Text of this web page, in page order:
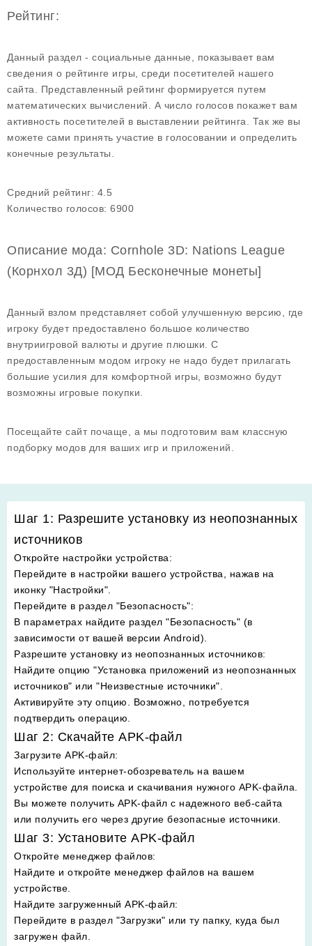
Рейтинг:
Данный раздел - социальные данные, показывает вам
сведения о рейтинге игры, среди посетителей нашего
сайта. Представленный рейтинг формируется путем
математических вычислений. А число голосов покажет вам
активность посетителей в выставлении рейтинга. Так же вы
можете сами принять участие в голосовании и определить
конечные результаты.
Средний рейтинг: 4.5
Количество голосов: 6900
Описание мода: Cornhole 3D: Nations League
(Корнхол 3Д) [МОД Бесконечные монеты]
Данный взлом представляет собой улучшенную версию, где
игроку будет предоставлено большое количество
внутриигровой валюты и другие плюшки. С
предоставленным модом игроку не надо будет прилагать
большие усилия для комфортной игры, возможно будут
возможны игровые покупки.
Посещайте сайт почаще, а мы подготовим вам классную
подборку модов для ваших игр и приложений.
Шаг 1: Разрешите установку из неопознанных
источников
Откройте настройки устройства:
Перейдите в настройки вашего устройства, нажав на
иконку "Настройки".
Перейдите в раздел "Безопасность":
В параметрах найдите раздел "Безопасность" (в
зависимости от вашей версии Android).
Разрешите установку из неопознанных источников:
Найдите опцию "Установка приложений из неопознанных
источников" или "Неизвестные источники".
Активируйте эту опцию. Возможно, потребуется
подтвердить операцию.
Шаг 2: Скачайте APK-файл
Загрузите APK-файл:
Используйте интернет-обозреватель на вашем
устройстве для поиска и скачивания нужного APK-файла.
Вы можете получить APK-файл с надежного веб-сайта
или получить его через другие безопасные источники.
Шаг 3: Установите APK-файл
Откройте менеджер файлов:
Найдите и откройте менеджер файлов на вашем
устройстве.
Найдите загруженный APK-файл:
Перейдите в раздел "Загрузки" или ту папку, куда был
загружен файл.